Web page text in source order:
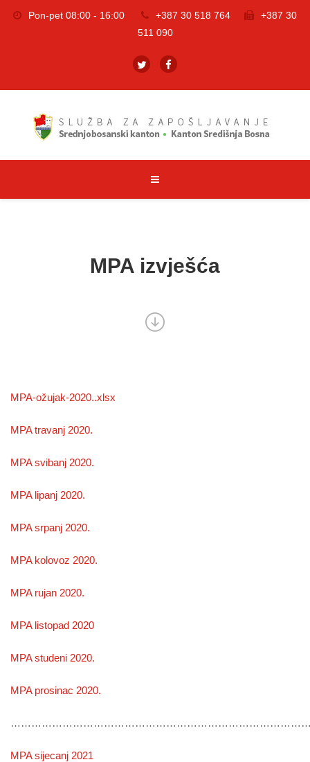
Pon-pet 08:00 - 16:00 +387 30 518 764
+387 30
511 090
MPA izvješća
MPA-ožujak-2020..xlsx
MPA travanj 2020.
MPA svibanj 2020.
MPA lipanj 2020.
MPA srpanj 2020.
MPA kolovoz 2020.
MPA rujan 2020.
MPA listopad 2020
MPA studeni 2020.
MPA prosinac 2020.
MPA sijecanj 2021